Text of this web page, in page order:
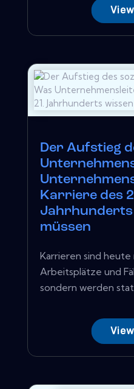
Der Aufstieg
Karriere des
Jahrhunderts
müssen
Karrieren sind
Arbeitsplätze und
sondern werden